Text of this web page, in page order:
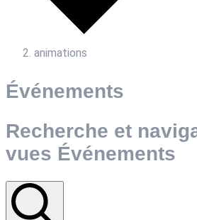
animations
Événements
Recherche et
vues Événements